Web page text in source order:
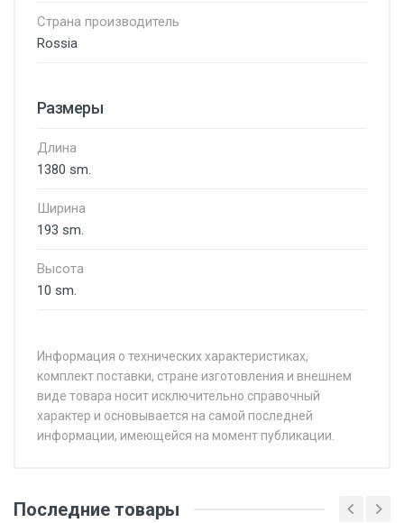
Страна производитель
Rossia
Размеры
Длина
1380 sm.
Ширина
193 sm.
Высота
10 sm.
Информация о технических характеристиках,
комплект поставки, стране изготовления и внешнем
виде товара носит исключительно справочный
характер и основывается на самой последней
информации, имеющейся на момент публикации.
Последние товары